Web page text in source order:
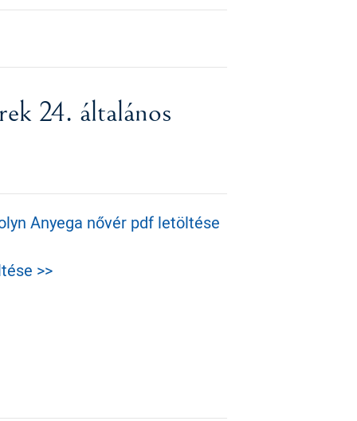
24. általános
Anyega nővér pdf letöltése
>>